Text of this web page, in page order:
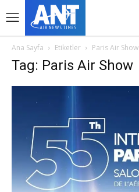
Ana Sayfa Etiketler Paris Air Show
Tag: Paris Air Show